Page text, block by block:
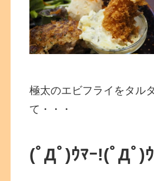
極太のエビフライをタル
て・・・
(ﾟДﾟ)ｳﾏｰ!(ﾟДﾟ)